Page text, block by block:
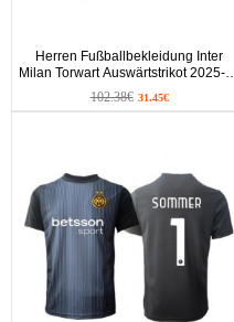
Herren Fußballbekleidung Inter
Milan Torwart Auswärtstrikot 2025-26
Langarm
102.38€ 31.45€